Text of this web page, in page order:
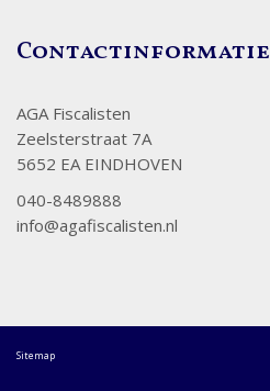
Contactinformatie
AGA Fiscalisten
Zeelsterstraat 7A
5652 EA EINDHOVEN
040-8489888
info@agafiscalisten.nl
Sitemap